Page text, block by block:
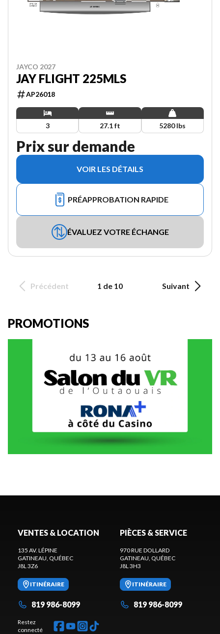
JAYCO 2027
JAY FLIGHT 225MLS
AP26018
3 27.1 ft 5280 lbs
Prix sur demande
VOIR LES DÉTAILS
PRÉAPPROBATION RAPIDE
ÉVALUEZ VOTRE ÉCHANGE
Précédent 1 de 10 Suivant
PROMOTIONS
VENTES & LOCATION
135 AV. LÉPINE
GATINEAU, QUÉBEC
J8L 3Z6
ITINÉRAIRE
819 986-8099
Restez
connecté
PIÈCES & SERVICE
970 RUE DOLLARD
GATINEAU, QUÉBEC
J8L 3H3
ITINÉRAIRE
819 986-8099